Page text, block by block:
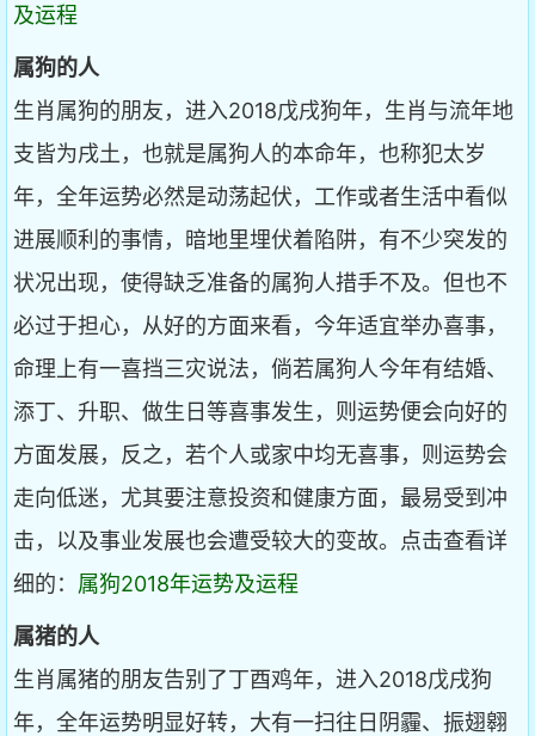
及运程
属狗的人
生肖属狗的朋友，进入2018戊戌狗年，生肖与流年地
支皆为戌土，也就是属狗人的本命年，也称犯太岁
年，全年运势必然是动荡起伏，工作或者生活中看似
进展顺利的事情，暗地里埋伏着陷阱，有不少突发的
状况出现，使得缺乏准备的属狗人措手不及。但也不
必过于担心，从好的方面来看，今年适宜举办喜事，
命理上有一喜挡三灾说法，倘若属狗人今年有结婚、
添丁、升职、做生日等喜事发生，则运势便会向好的
方面发展，反之，若个人或家中均无喜事，则运势会
走向低迷，尤其要注意投资和健康方面，最易受到冲
击，以及事业发展也会遭受较大的变故。点击查看详
细的： 属狗2018年运势及运程
属猪的人
生肖属猪的朋友告别了丁酉鸡年，进入2018戊戌狗
年，全年运势明显好转，大有一扫往日阴霾、振翅翱